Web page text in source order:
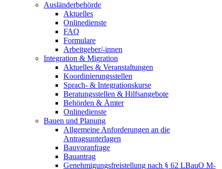
Ausländerbehörde
Aktuelles
Onlinedienste
FAQ
Formulare
Arbeitgeber/-innen
Integration & Migration
Aktuelles & Veranstaltungen
Koordinierungsstellen
Sprach- & Integrationskurse
Beratungsstellen & Hilfsangebote
Behörden & Ämter
Onlinedienste
Bauen und Planung
Allgemeine Anforderungen an die
Antragsunterlagen
Bauvoranfrage
Bauantrag
Genehmigungsfreistellung nach § 62 LBauO M-